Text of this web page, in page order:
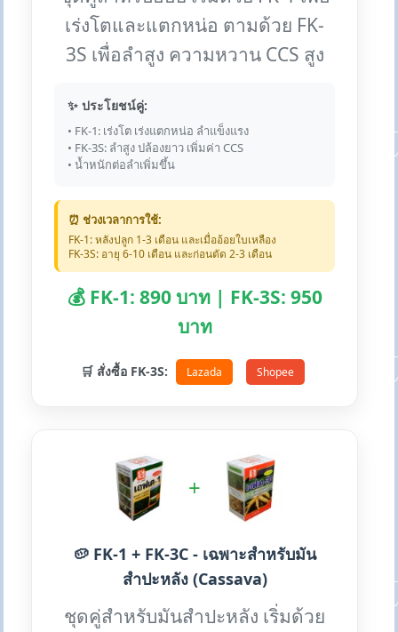
เร่งโตและแตกหน่อ ตามด้วย FK-
3S เพื่อลำสูง ความหวาน CCS สูง
✨ ประโยชน์คู่:
• FK-1: เร่งโต เร่งแตกหน่อ ลำแข็งแรง
• FK-3S: ลำสูง ปล้องยาว เพิ่มค่า CCS
• น้ำหนักต่อลำเพิ่มขึ้น
⏰ ช่วงเวลาการใช้:
FK-1: หลังปลูก 1-3 เดือน และเมื่ออ้อยใบเหลือง
FK-3S: อายุ 6-10 เดือน และก่อนตัด 2-3 เดือน
💰 FK-1: 890 บาท | FK-3S: 950
บาท
🛒 สั่งซื้อ FK-3S: Lazada Shopee
+
🥔 FK-1 + FK-3C - เฉพาะสำหรับมัน
สำปะหลัง (Cassava)
ชุดคู่สำหรับมันสำปะหลัง เริ่มด้วย